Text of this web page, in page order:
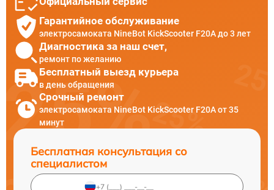
Гарантийное обслуживание
электросамоката NineBot KickScooter F20A до 3 лет
Диагностика за наш счет,
ремонт по желанию
Бесплатный выезд курьера
в день обращения
Срочный ремонт
электросамоката NineBot KickScooter F20A от 35
минут
Бесплатная консультация со
специалистом